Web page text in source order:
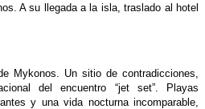
A su llegada a la isla, traslado al hotel
Mykonos. Un sitio de contradicciones,
del encuentro “jet set”. Playas
y una vida nocturna incomparable,